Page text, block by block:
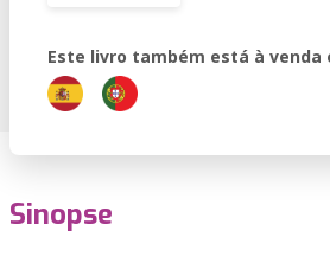
Este livro também está à venda
Sinopse